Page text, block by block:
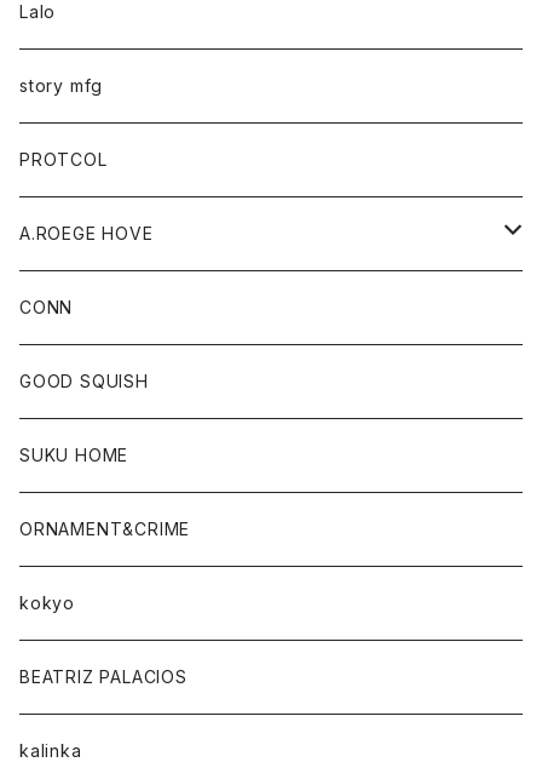
Lalo
story mfg
PROTCOL
A.ROEGE HOVE
CONN
CONN
GOOD SQUISH
SUKU HOME
ORNAMENT&CRIME
kokyo
BEATRIZ PALACIOS
kalinka